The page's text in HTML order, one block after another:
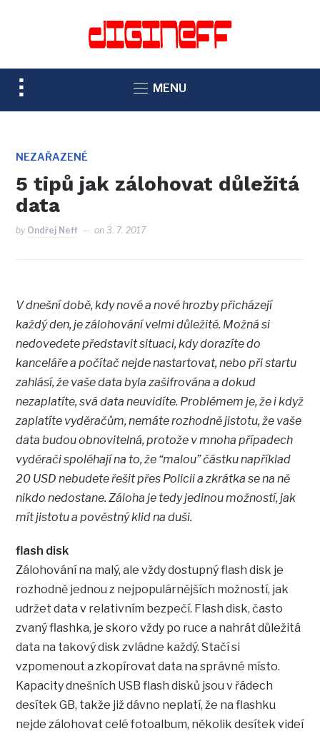
TOGGLE
SIDEBAR
NAVIGATION
MENU
NEZAŘAZENÉ
5 tipů jak zálohovat důležitá
data
by Ondřej Neff on3. 7. 2017
V dnešní době, kdy nové a nové hrozby přicházejí
každý den, je zálohování velmi důležité. Možná si
nedovedete představit situaci, kdy dorazíte do
kanceláře a počítač nejde nastartovat, nebo při startu
zahlásí, že vaše data byla zašifrována a dokud
nezaplatíte, svá data neuvidíte. Problémem je, že i když
zaplatíte vyděračům, nemáte rozhodně jistotu, že vaše
data budou obnovitelná, protože v mnoha případech
vyděrači spoléhají na to, že “malou” částku například
20 USD nebudete řešit přes Policii a zkrátka se na ně
nikdo nedostane. Záloha je tedy jedinou možností, jak
mít jistotu a pověstný klid na duši.
flash disk
Zálohování na malý, ale vždy dostupný flash disk je
rozhodně jednou z nejpopulárnějších možností, jak
udržet data v relativním bezpečí. Flash disk, často
zvaný flashka, je skoro vždy po ruce a nahrát důležitá
data na takový disk zvládne každý. Stačí si
vzpomenout a zkopírovat data na správné místo.
Kapacity dnešních USB flash disků jsou v řádech
desítek GB, takže již dávno neplatí, že na flashku
nejde zálohovat celé fotoalbum, několik desítek videí